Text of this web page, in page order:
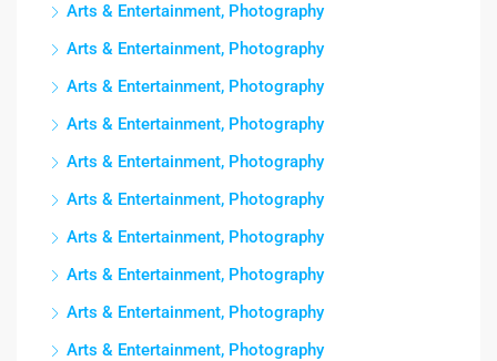
Arts & Entertainment, Photography
Arts & Entertainment, Photography
Arts & Entertainment, Photography
Arts & Entertainment, Photography
Arts & Entertainment, Photography
Arts & Entertainment, Photography
Arts & Entertainment, Photography
Arts & Entertainment, Photography
Arts & Entertainment, Photography
Arts & Entertainment, Photography